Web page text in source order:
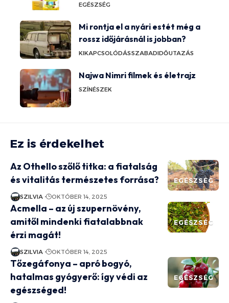
EGÉSZSÉG
Mi rontja el a nyári estét még a
rossz időjárásnál is jobban?
KIKAPCSOLÓDÁSSZABADIDŐUTAZÁS
Najwa Nimri filmek és életrajz
SZÍNÉSZEK
Ez is érdekelhet
EGÉSZSÉG
Az Othello szőlő titka: a fiatalság
és vitalitás természetes forrása?
SZILVIA OKTÓBER 14, 2025
EGÉSZSÉG
Acmella – az új szupernövény,
amitől mindenki fiatalabbnak
érzi magát!
SZILVIA OKTÓBER 14, 2025
EGÉSZSÉG
Tőzegáfonya – apró bogyó,
hatalmas gyógyerő: így védi az
egészséged!